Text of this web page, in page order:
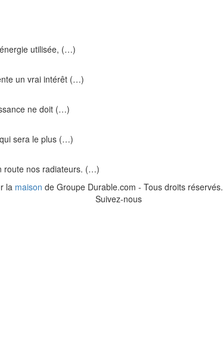
utilisée, (…)
un vrai intérêt (…)
ne doit (…)
sera le plus (…)
route nos radiateurs. (…)
la maison de Groupe Durable.com - Tous droits réservés.
Suivez-nous